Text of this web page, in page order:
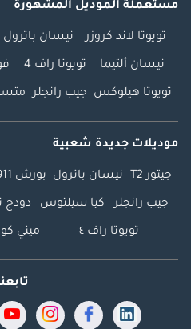
مستعملة الموديل المشهورة
تويوتا لاند كروزر نيسان باترول
نيسان ألتيما تويوتا راف 4
تويوتا هيلوكس جيب رانجلر
موديلات جديدة شعبية
جيتور T2 نيسان باترول بورش 911
جيب رانجلر كيا سيلتوس دودج
تويوتا راف ٤ ميني